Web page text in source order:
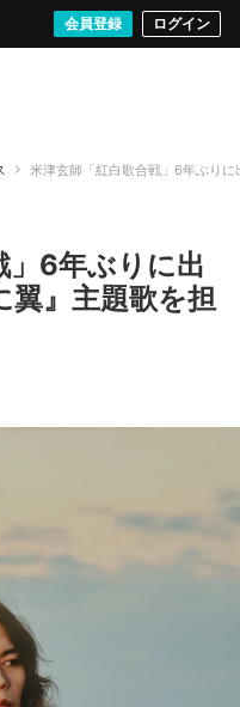
会員登録 ログイン
音楽・映像 ゲームストリート
米津玄師「紅白歌合戦」6年ぶり
」6年ぶりに出
』主題歌を担